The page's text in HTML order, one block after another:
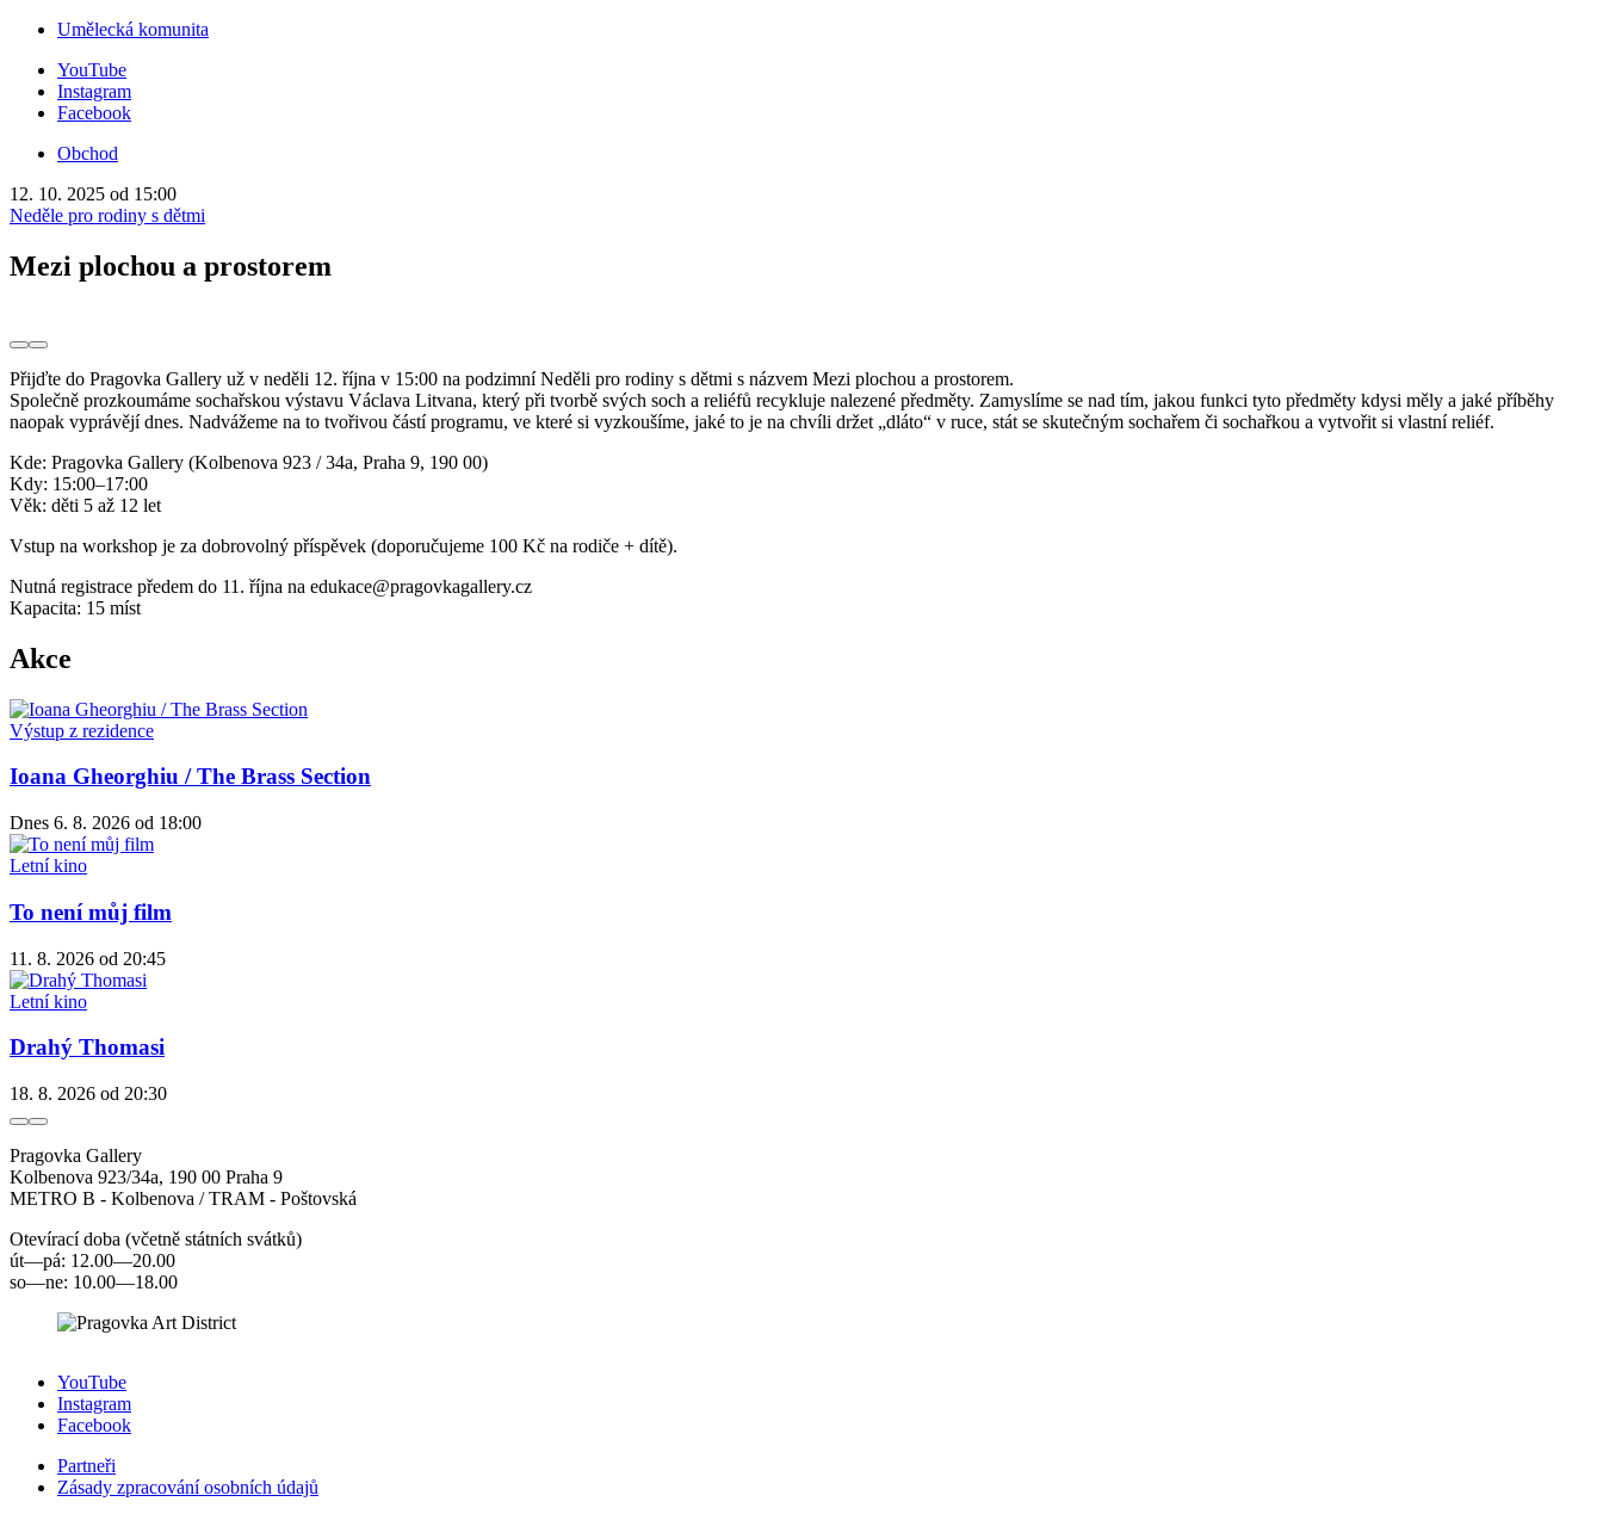
Umělecká komunita
YouTube
Instagram
Facebook
Obchod
12. 10. 2025 od 15:00
Neděle pro rodiny s dětmi
Mezi plochou a prostorem
Přijďte do Pragovka Gallery už v neděli 12. října v 15:00 na podzimní Neděli pro rodiny s dětmi s názvem Mezi plochou a prostorem.
Společně prozkoumáme sochařskou výstavu Václava Litvana, který při tvorbě svých soch a reliéfů recykluje nalezené předměty. Zamyslíme se nad tím, jakou funkci tyto předměty kdysi měly a jaké příběhy
naopak vyprávějí dnes. Nadvážeme na to tvořivou částí programu, ve které si vyzkoušíme, jaké to je na chvíli držet „dláto“ v ruce, stát se skutečným sochařem či sochařkou a vytvořit si vlastní reliéf.
Kde: Pragovka Gallery (Kolbenova 923 / 34a, Praha 9, 190 00)
Kdy: 15:00–17:00
Věk: děti 5 až 12 let
Vstup na workshop je za dobrovolný příspěvek (doporučujeme 100 Kč na rodiče + dítě).
Nutná registrace předem do 11. října na edukace@pragovkagallery.cz
Kapacita: 15 míst
Akce
Výstup z rezidence
Ioana Gheorghiu / The Brass Section
Dnes 6. 8. 2026 od 18:00
Letní kino
To není můj film
11. 8. 2026 od 20:45
Letní kino
Drahý Thomasi
18. 8. 2026 od 20:30
Pragovka Gallery
Kolbenova 923/34a, 190 00 Praha 9
METRO B - Kolbenova / TRAM - Poštovská
Otevírací doba (včetně státních svátků)
út—pá: 12.00—20.00
so—ne: 10.00—18.00
YouTube
Instagram
Facebook
Partneři
Zásady zpracování osobních údajů